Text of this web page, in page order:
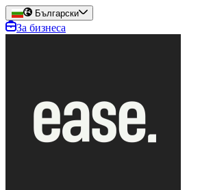
Български
За бизнеса